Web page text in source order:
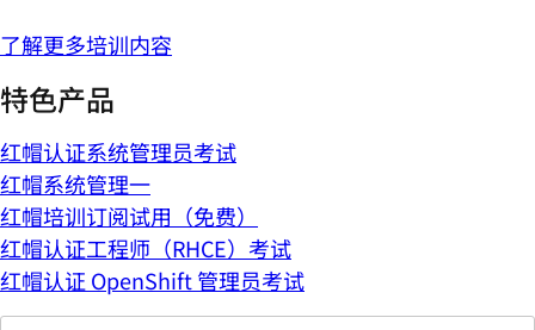
了解更多培训内容
特色产品
红帽认证系统管理员考试
红帽系统管理一
红帽培训订阅试用（免费）
红帽认证工程师（RHCE）考试
红帽认证 OpenShift 管理员考试